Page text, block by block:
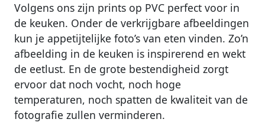
Volgens ons zijn prints op PVC perfect voor in
de keuken. Onder de verkrijgbare afbeeldingen
kun je appetijtelijke foto’s van eten vinden. Zo’n
afbeelding in de keuken is inspirerend en wekt
de eetlust. En de grote bestendigheid zorgt
ervoor dat noch vocht, noch hoge
temperaturen, noch spatten de kwaliteit van de
fotografie zullen verminderen.